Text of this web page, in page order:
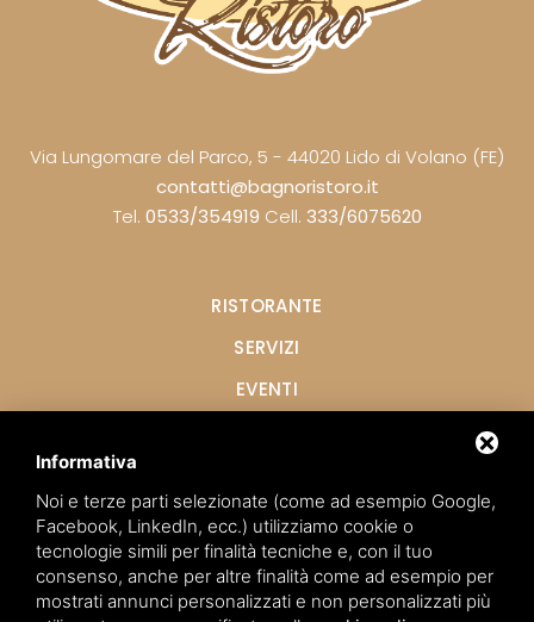
Via Lungomare del Parco, 5 - 44020 Lido di Volano (FE)
contatti@bagnoristoro.it
Tel. 0533/354919 Cell. 333/6075620
RISTORANTE
SERVIZI
EVENTI
CONTATTI
WEBCAM
Informativa
Noi e terze parti selezionate (come ad esempio Google,
Facebook, LinkedIn, ecc.) utilizziamo cookie o
tecnologie simili per finalità tecniche e, con il tuo
consenso, anche per altre finalità come ad esempio per
mostrati annunci personalizzati e non personalizzati più